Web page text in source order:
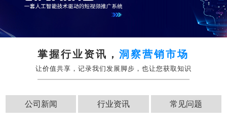
掌握行业资讯，洞察营销市场
让价值共享，记录我们发展脚步，也让您获取知识
公司新闻 行业资讯 常见问题